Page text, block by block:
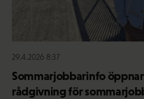
29.4.2026 8:37
Sommarjobbarinfo
rådgivning för